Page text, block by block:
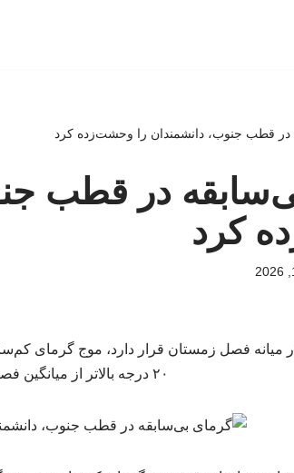
در قطب جنوب، دانشمندان را وحشت‌زده کرد
در قطب
کرد
میانه فصل زمستان قرار دارد، موج گرمای
۲۰ درجه بالاتر از میانگین فصلی برسد.